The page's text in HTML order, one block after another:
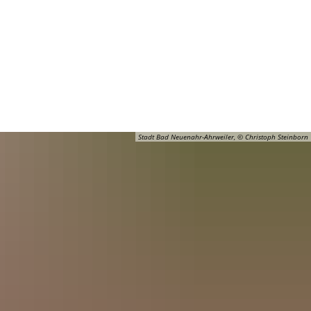
Stadt Bad Neuenahr-Ahrweiler, © Christoph Steinborn